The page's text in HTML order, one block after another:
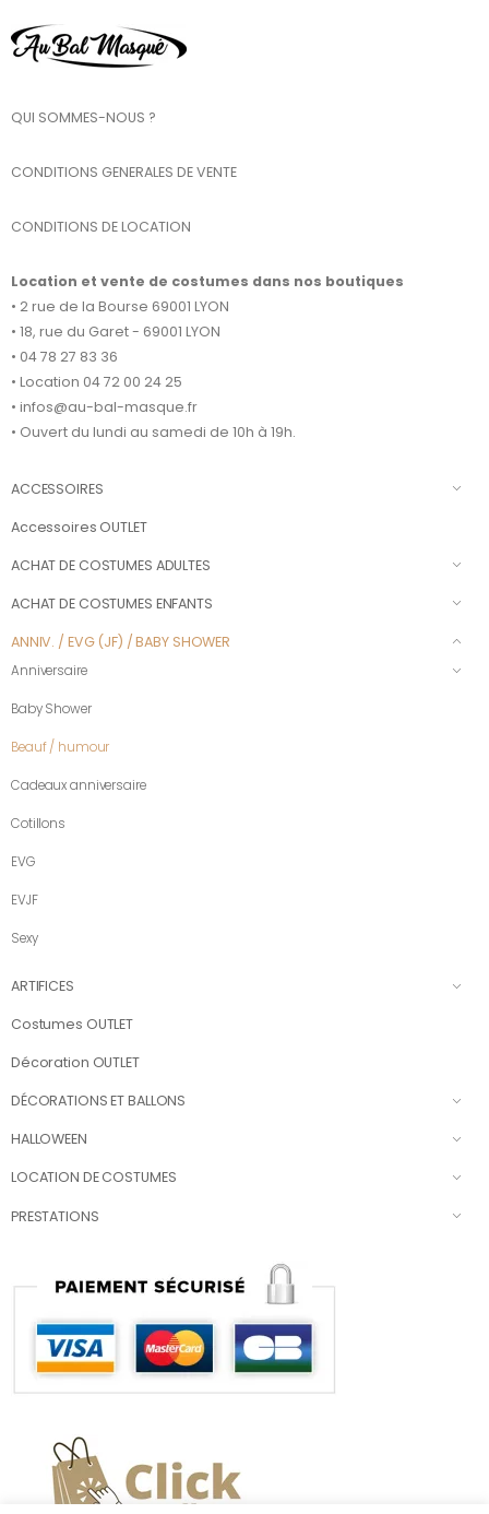
QUI SOMMES-NOUS ?
CONDITIONS GENERALES DE VENTE
CONDITIONS DE LOCATION
Location et vente de costumes dans nos boutiques
• 2 rue de la Bourse 69001 LYON
• 18, rue du Garet - 69001 LYON
• 04 78 27 83 36
• Location 04 72 00 24 25
• infos@au-bal-masque.fr
• Ouvert du lundi au samedi de 10h à 19h.
ACCESSOIRES
Accessoires OUTLET
ACHAT DE COSTUMES ADULTES
ACHAT DE COSTUMES ENFANTS
ANNIV. / EVG (JF) / BABY SHOWER
Anniversaire
Baby Shower
Beauf / humour
Cadeaux anniversaire
Cotillons
EVG
EVJF
Sexy
ARTIFICES
Costumes OUTLET
Décoration OUTLET
DÉCORATIONS ET BALLONS
HALLOWEEN
LOCATION DE COSTUMES
PRESTATIONS